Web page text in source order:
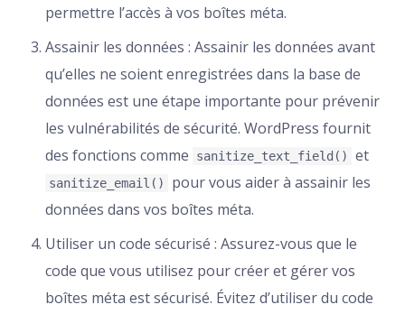
permettre l’accès à vos boîtes méta.
Assainir les données : Assainir les données avant
qu’elles ne soient enregistrées dans la base de
données est une étape importante pour prévenir
les vulnérabilités de sécurité. WordPress fournit
des fonctions comme
sanitize_text_field() et
sanitize_email()
pour vous aider à assainir les
données dans vos boîtes méta.
Utiliser un code sécurisé : Assurez-vous que le
code que vous utilisez pour créer et gérer vos
boîtes méta est sécurisé. Évitez d’utiliser du code